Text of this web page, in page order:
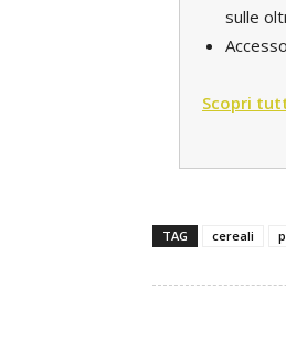
sulle
Scopri
TAG cereali